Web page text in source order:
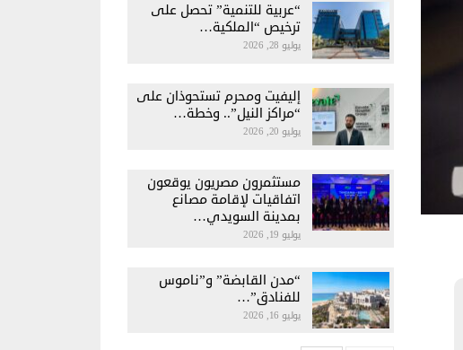
“عربية للتنمية” تحصل على
ترخيص “الملكية…
يوليو 28, 2026
إليفيت ومحرم تستحوذان على
“مراكز النيل”.. وخطة…
يوليو 20, 2026
مستثمرون مصريون يوقعون
اتفاقيات لإقامة مصانع
بمدينة السويدي…
يوليو 19, 2026
“مدن القابضة” و”ناموس
للفنادق”…
يوليو 16, 2026